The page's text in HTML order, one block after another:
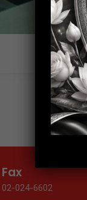
Fax
02-024-6602